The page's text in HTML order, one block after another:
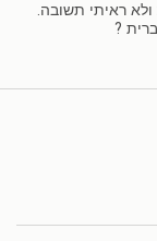
ראיתי תשובה.
?